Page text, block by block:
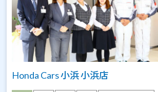
Honda Cars 小浜 小浜店